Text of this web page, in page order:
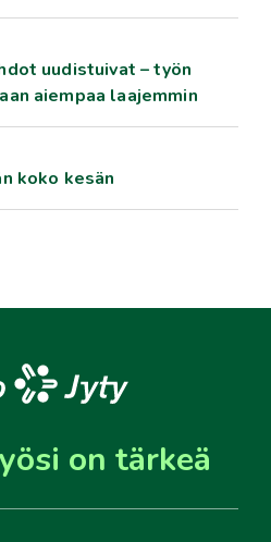
uudistuivat – työn
aiempaa laajemmin
koko kesän
on tärkeä